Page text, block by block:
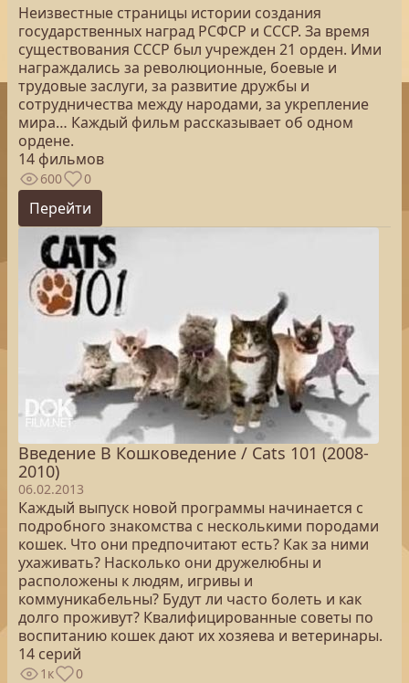
Неизвестные страницы истории создания
государственных наград РСФСР и СССР. За время
существования СССР был учрежден 21 орден. Ими
награждались за революционные, боевые и
трудовые заслуги, за развитие дружбы и
сотрудничества между народами, за укрепление
мира… Каждый фильм рассказывает об одном
ордене.
14 фильмов
600 0
Перейти
Введение В Кошковедение / Cats 101 (2008-
2010)
06.02.2013
Каждый выпуск новой программы начинается с
подробного знакомства с несколькими породами
кошек. Что они предпочитают есть? Как за ними
ухаживать? Насколько они дружелюбны и
расположены к людям, игривы и
коммуникабельны? Будут ли часто болеть и как
долго проживут? Квалифицированные советы по
воспитанию кошек дают их хозяева и ветеринары.
14 серий
1к 0